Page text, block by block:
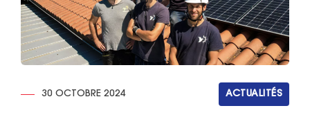
30 OCTOBRE 2024 ACTUALITÉS